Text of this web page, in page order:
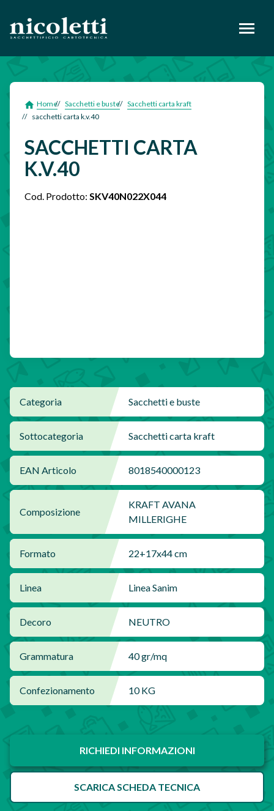
footer
Home Sacchetti e buste
Sacchetti carta kraft
sacchetti carta k.v.40
SACCHETTI CARTA
K.V.40
Cod. Prodotto: SKV40N022X044
Categoria Sacchetti e buste
Sottocategoria Sacchetti carta kraft
EAN Articolo 8018540000123
Composizione
KRAFT AVANA
MILLERIGHE
Formato 22+17x44 cm
Linea Linea Sanim
Decoro NEUTRO
Grammatura 40 gr/mq
Confezionamento 10 KG
RICHIEDI INFORMAZIONI
SCARICA SCHEDA TECNICA